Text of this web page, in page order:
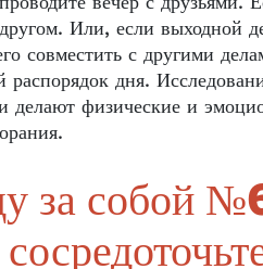
Или, если выходной
совместить с другими
дня.
делают физические и
за собой